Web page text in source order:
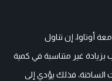
أوتاوا، إن تناول
غير متناسبة في كمية
فذلك يؤدي إلى